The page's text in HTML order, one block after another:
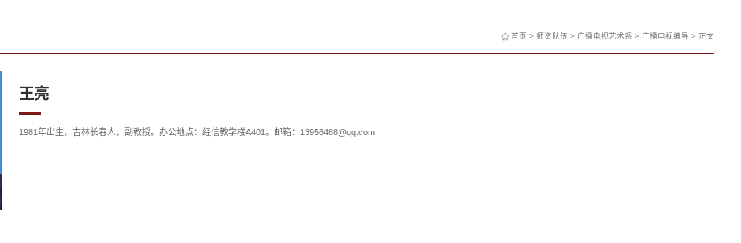
首页 > 师资队伍 > 广播电视艺术系 > 广播电视编导 > 正文
王亮
1981年出生，吉林长春人，副教授。办公地点：经信教学楼A401。邮箱：13956488@qq.com